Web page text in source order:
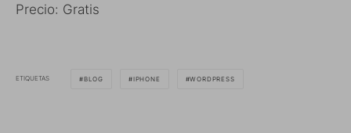
Precio: Gratis
ETIQUETAS BLOG IPHONE WORDPRESS